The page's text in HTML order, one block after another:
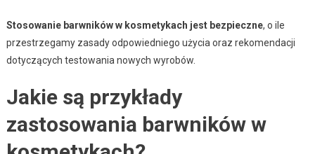
Stosowanie barwników w kosmetykach jest bezpieczne, o ile
przestrzegamy zasady odpowiedniego użycia oraz rekomendacji
dotyczących testowania nowych wyrobów.
Jakie są przykłady
zastosowania barwników w